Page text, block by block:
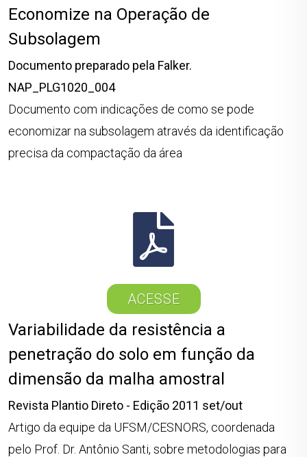
Economize na Operação de
Subsolagem
Documento preparado pela Falker.
NAP_PLG1020_004
Documento com indicações de como se pode
economizar na subsolagem através da identificação
precisa da compactação da área
ACESSE
Variabilidade da resistência a
penetração do solo em função da
dimensão da malha amostral
Revista Plantio Direto - Edição 2011 set/out
Artigo da equipe da UFSM/CESNORS, coordenada
pelo Prof. Dr. Antônio Santi, sobre metodologias para